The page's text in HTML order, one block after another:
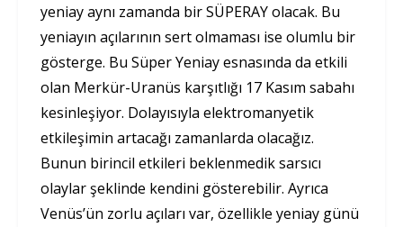
yeniay aynı zamanda bir SÜPERAY olacak. Bu
yeniayın açılarının sert olmaması ise olumlu bir
gösterge. Bu Süper Yeniay esnasında da etkili
olan Merkür-Uranüs karşıtlığı 17 Kasım sabahı
kesinleşiyor. Dolayısıyla elektromanyetik
etkileşimin artacağı zamanlarda olacağız.
Bunun birincil etkileri beklenmedik sarsıcı
olaylar şeklinde kendini gösterebilir. Ayrıca
Venüs’ün zorlu açıları var, özellikle yeniay günü